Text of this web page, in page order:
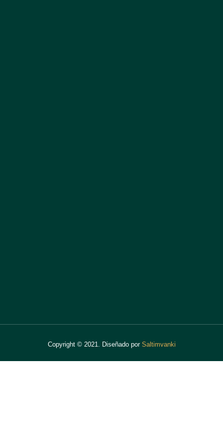
Copyright © 2021. Diseñado por Saltimvanki